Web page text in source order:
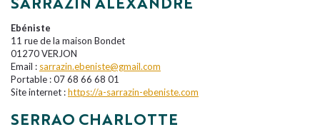
SARRAZIN ALEXANDRE
Ebéniste
11 rue de la maison Bondet
01270 VERJON
Email : sarrazin.ebeniste@gmail.com
Portable : 07 68 66 68 01
Site internet :https://a-sarrazin-ebeniste.com
SERRAO CHARLOTTE